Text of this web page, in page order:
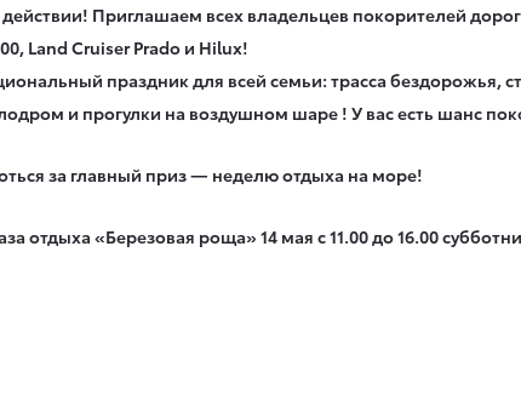
действии! Приглашаем всех владельцев покорителей
Land Cruiser Prado и Hilux!
праздник для всей семьи: трасса
и прогулки на воздушном шаре ! У вас есть шанс
за главный приз — неделю отдыха на море!
отдыха «Березовая роща» 14 мая с 11.00 до 16.00